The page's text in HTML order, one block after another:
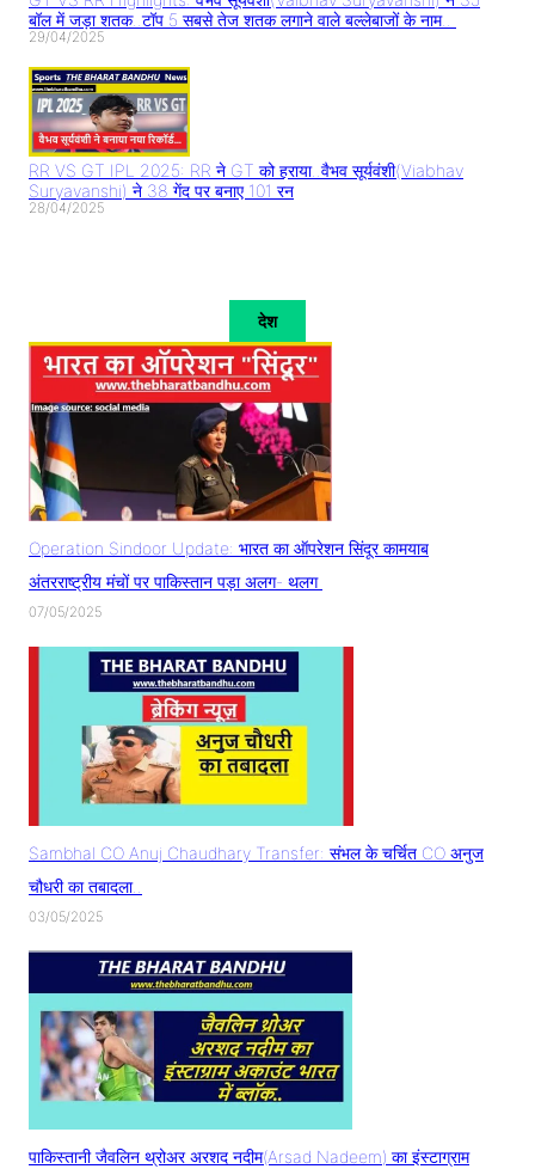
बॉल में जड़ा शतक..टॉप 5 सबसे तेज शतक लगाने वाले बल्लेबाजों के नाम..
29/04/2025
RR VS GT IPL 2025: RR ने GT को हराया..वैभव सूर्यवंशी(Viabhav
Suryavanshi) ने 38 गेंद पर बनाए 101 रन
28/04/2025
देश
Operation Sindoor Update: भारत का ऑपरेशन सिंदूर कामयाब
अंतरराष्ट्रीय मंचों पर पाकिस्तान पड़ा अलग- थलग
07/05/2025
Sambhal CO Anuj Chaudhary Transfer: संभल के चर्चित CO अनुज
चौधरी का तबादला..
03/05/2025
पाकिस्तानी जैवलिन थ्रोअर अरशद नदीम(Arsad Nadeem) का इंस्टाग्राम